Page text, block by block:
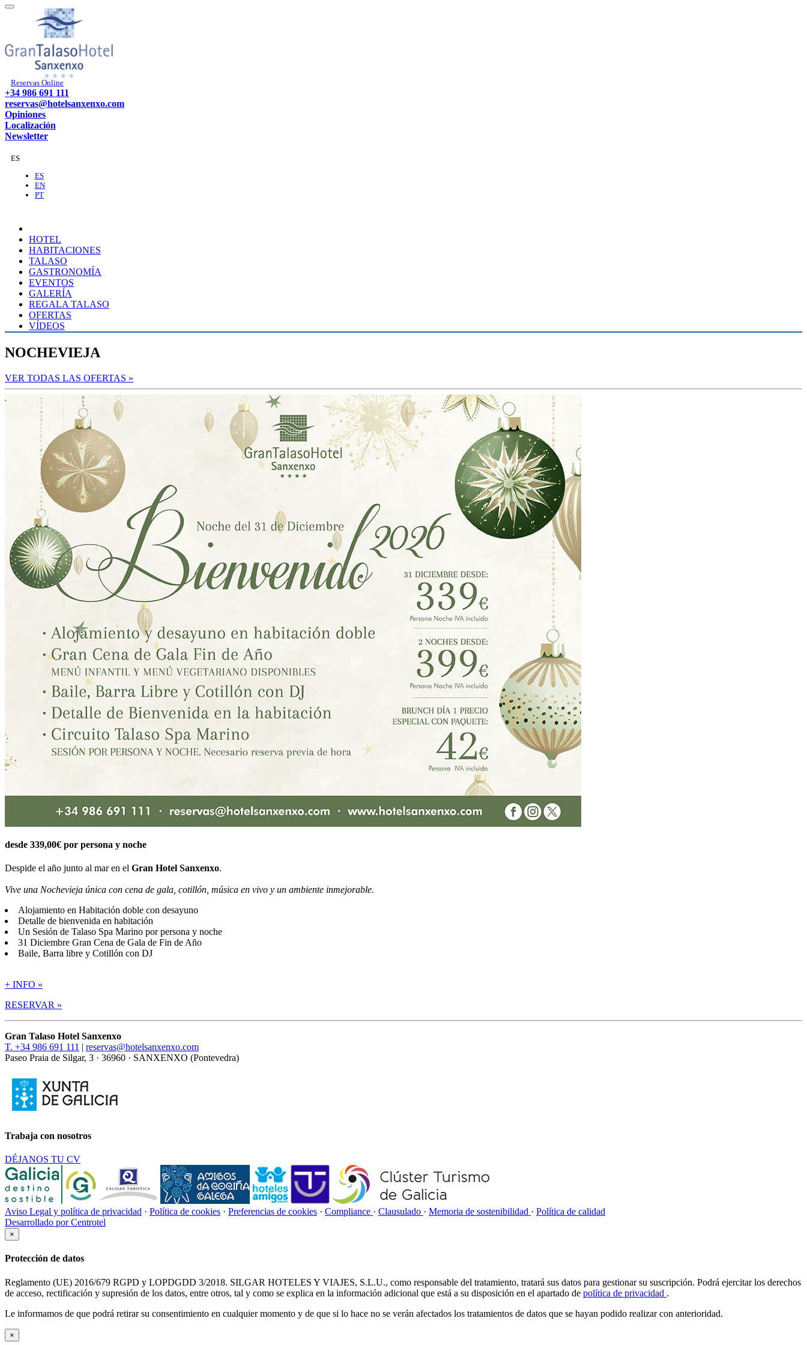
Reservas Online
+34 986 691 111
reservas@hotelsanxenxo.com
Opiniones
Localización
Newsletter
ES
ES
EN
PT
HOTEL
HABITACIONES
TALASO
GASTRONOMÍA
EVENTOS
GALERÍA
REGALA TALASO
OFERTAS
VÍDEOS
NOCHEVIEJA
VER TODAS LAS OFERTAS »
desde 339,00€ por persona y noche
Despide el año junto al mar en el Gran Hotel Sanxenxo.
Vive una Nochevieja única con cena de gala, cotillón, música en vivo y un ambiente inmejorable.
Alojamiento en Habitación doble con desayuno
Detalle de bienvenida en habitación
Un Sesión de Talaso Spa Marino por persona y noche
31 Diciembre Gran Cena de Gala de Fin de Año
Baile, Barra libre y Cotillón con DJ
+ INFO »
RESERVAR »
Gran Talaso Hotel Sanxenxo
T. +34 986 691 111 | reservas@hotelsanxenxo.com
Paseo Praia de Silgar, 3 · 36960 · SANXENXO (Pontevedra)
Trabaja con nosotros
DÉJANOS TU CV
Aviso Legal y política de privacidad · Política de cookies · Preferencias de cookies · Compliance · Clausulado · Memoria de sostenibilidad · Política de calidad
Desarrollado por Centrotel
×
Protección de datos
Reglamento (UE) 2016/679 RGPD y LOPDGDD 3/2018. SILGAR HOTELES Y VIAJES, S.L.U., como responsable del tratamiento, tratará sus datos para gestionar su suscripción. Podrá ejercitar los derechos
de acceso, rectificación y supresión de los datos, entre otros, tal y como se explica en la información adicional que está a su disposición en el apartado de política de privacidad .
Le informamos de que podrá retirar su consentimiento en cualquier momento y de que si lo hace no se verán afectados los tratamientos de datos que se hayan podido realizar con anterioridad.
×